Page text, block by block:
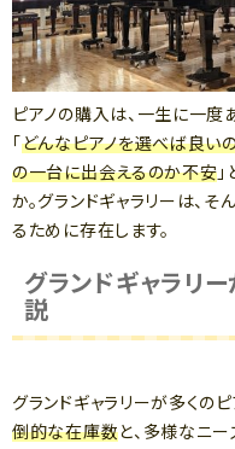
ピアノの購入は、一生に一度
「どんなピアノを選べば良い
の一台に出会えるのか不安
か。グランドギャラリーは、
るために存在します。
グランドギャラリ
説
グランドギャラリーが多くの
倒的な在庫数と、多様なニ